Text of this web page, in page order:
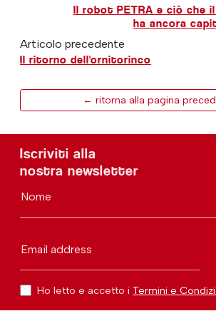
Il robot PETRA e ciò che
ha ancora
Articolo precedente
Il ritorno dell'ornitorinco
← ritorna alla pagina
Iscriviti alla
nostra newsletter
Nome
Email address
Ho letto e accetto i Termini e